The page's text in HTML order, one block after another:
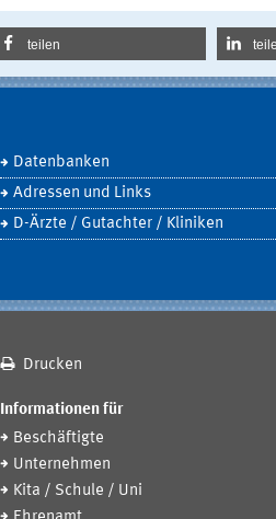
teilen
Datenbanken
Adressen und Links
D-Ärzte / Gutachter / Kliniken
Drucken
Informationen für
Beschäftigte
Unternehmen
Kita / Schule / Uni